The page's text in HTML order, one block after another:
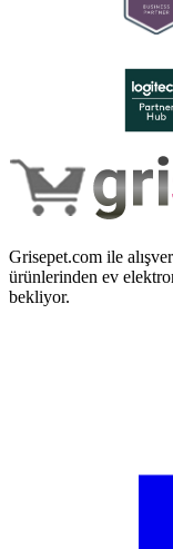
Grisepet.com ile
ürünlerinden ev
bekliyor.